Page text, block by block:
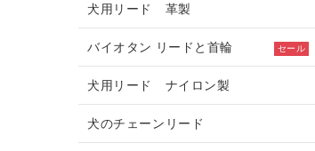
犬用リード 革製
バイオタン リードと首輪 セール
犬用リード ナイロン製
犬のチェーンリード